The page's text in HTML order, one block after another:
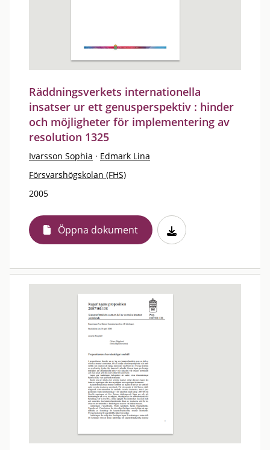
Räddningsverkets internationella
insatser ur ett genusperspektiv : hinder
och möjligheter för implementering av
resolution 1325
Ivarsson Sophia · Edmark Lina
Försvarshögskolan (FHS)
2005
Öppna dokument